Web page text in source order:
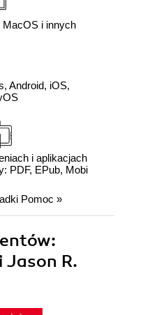
i innych
Android, iOS,
i aplikacjach
PDF, EPub, Mobi
Pomoc »
Jason R.